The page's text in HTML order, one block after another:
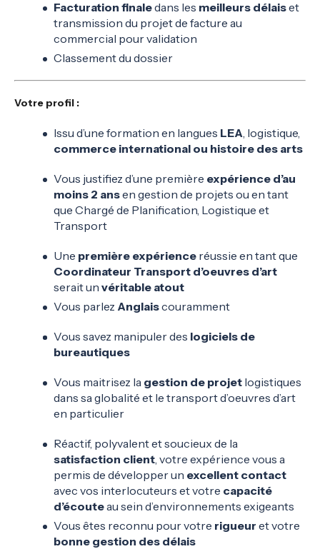
Facturation finaledans les meilleurs délaiset
transmission du projet de facture au
commercial pour validation
Classement du dossier
Votre profil :
Issu d’une formation en langues LEA, logistique,
commerce international ou histoire des arts
Vous justifiez d’une première expérience d’au
moins 2 ansen gestion de projets ou en tant
que Chargé de Planification, Logistique et
Transport
Une première expérience réussie en tant que
Coordinateur Transport d’oeuvres d’art
serait un véritable atout
Vous parlez Anglaiscouramment
Vous savez manipuler des logiciels de
bureautiques
Vous maitrisez la gestion de projet logistiques
dans sa globalité et le transport d’oeuvres d’art
en particulier
Réactif, polyvalent et soucieux de la
satisfaction client, votre expérience vous a
permis de développer un excellent contact
avec vos interlocuteurs et votre capacité
d’écouteau sein d’environnements exigeants
Vous êtes reconnu pour votre rigueur et votre
bonne gestion des délais